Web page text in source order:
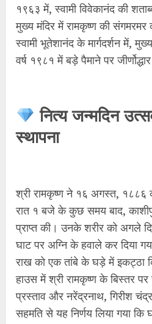
१९६३ में, स्वामी विवेकानंद की
मुख्य मंदिर में रामकृष्ण की संगमरमर
स्वामी भूतेशानंद के मार्गदर्शन में,
वर्ष १९८१ में बड़े पैमाने पर
नित्य जन्मदिन
स्थापना
श्री रामकृष्ण ने १६ अगस्त, १८८६
रात १ बजे के कुछ समय बाद,
प्राप्त की। उनके शरीर को अगले
घाट पर अग्नि के हवाले कर दिया
राख को एक तांबे के घड़े में इकट्ठा
हाउस में श्री रामकृष्ण के बिस्तर
प्रस्ताव और नरेंद्रनाथ, गिरीश
सहमति से यह निर्णय लिया गया कि